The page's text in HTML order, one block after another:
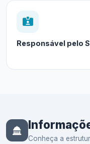
Responsável pelo
Conheça a